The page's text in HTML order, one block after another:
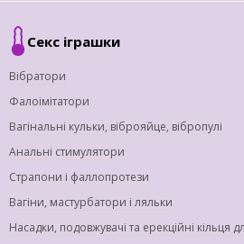
Секс іграшки
Вібратори
Фалоімітатори
Вагінальні кульки, віброяйце, вібропулі
Анальні стимулятори
Страпони і фаллопротези
Вагіни, мастурбатори і ляльки
Насадки, подовжувачі та ерекційні кільця